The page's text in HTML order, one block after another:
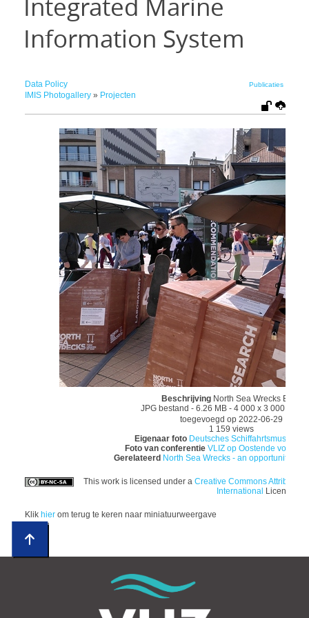
Integrated Marine
Information System
Data Policy Publicaties
IMIS Photogallery» Projecten
Beschrijving North Sea Wrecks Expo
JPG bestand - 6.26 MB - 4 000 x 3 000 pixels
toegevoegd op 2022-06-29
1 159 views
Eigenaar foto Deutsches Schiffahrtsmuseum
Foto van conferentie VLIZ op Oostende voor
Gerelateerd North Sea Wrecks - an opportunity for
This work is licensed under aCreative Commons
International License
Klik hierom terug te keren naar miniatuurweergave